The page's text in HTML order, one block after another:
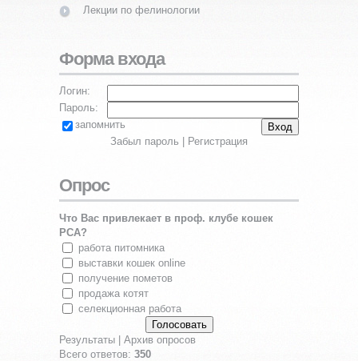
Лекции по фелинологии
Форма входа
Логин:
Пароль:
запомнить
Забыл пароль | Регистрация
Опрос
Что Вас привлекает в проф. клубе кошек
PCA?
работа питомника
выставки кошек online
получение пометов
продажа котят
селекционная работа
Результаты
Архив опросов
Всего ответов: 350